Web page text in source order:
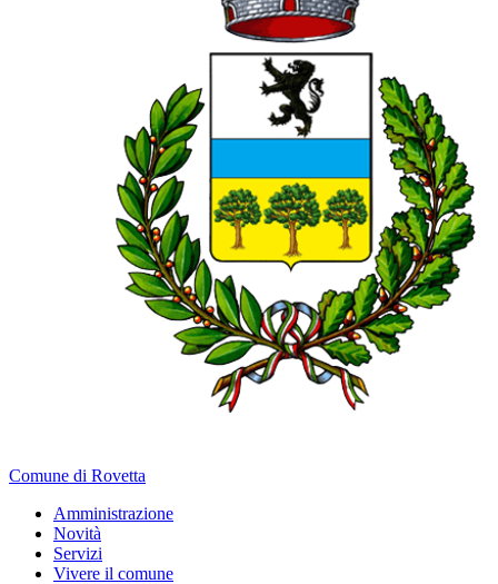
Comune di Rovetta
Amministrazione
Novità
Servizi
Vivere il comune